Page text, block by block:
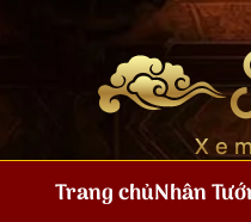
Trang chủNhân